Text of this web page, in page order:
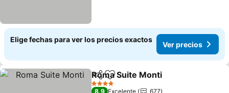
Elige fechas para ver los precios exactos
Ver precios
CompartirAgregar a favoritos
Roma Suite Monti
4 Estrellas
8,9 Excelente
677